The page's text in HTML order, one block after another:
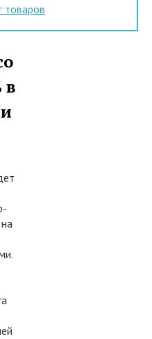
товаров
в